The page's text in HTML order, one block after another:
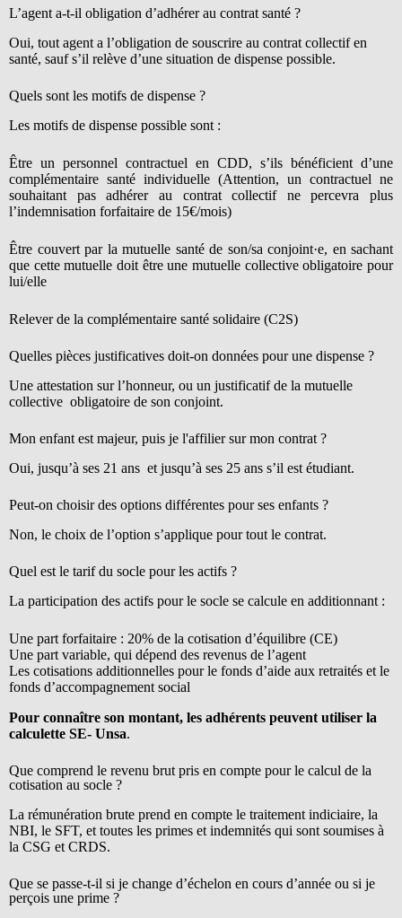
L’agent a-t-il obligation d’adhérer au contrat santé ?
Oui, tout agent a l’obligation de souscrire au contrat collectif en
santé, sauf s’il relève d’une situation de dispense possible.
Quels sont les motifs de dispense ?
Les motifs de dispense possible sont :
Être un personnel contractuel en CDD, s’ils bénéficient d’une
complémentaire santé individuelle (Attention, un contractuel ne
souhaitant pas adhérer au contrat collectif ne percevra plus
l’indemnisation forfaitaire de 15€/mois)
Être couvert par la mutuelle santé de son/sa conjoint·e, en sachant
que cette mutuelle doit être une mutuelle collective obligatoire pour
lui/elle
Relever de la complémentaire santé solidaire (C2S)
Quelles pièces justificatives doit-on données pour une dispense ?
Une attestation sur l’honneur, ou un justificatif de la mutuelle
collective obligatoire de son conjoint.
Mon enfant est majeur, puis je l'affilier sur mon contrat ?
Oui, jusqu’à ses 21 ans et jusqu’à ses 25 ans s’il est étudiant.
Peut-on choisir des options différentes pour ses enfants ?
Non, le choix de l’option s’applique pour tout le contrat.
Quel est le tarif du socle pour les actifs ?
La participation des actifs pour le socle se calcule en additionnant :
Une part forfaitaire : 20% de la cotisation d’équilibre (CE)
Une part variable, qui dépend des revenus de l’agent
Les cotisations additionnelles pour le fonds d’aide aux retraités et le
fonds d’accompagnement social
Pour connaître son montant, les adhérents peuvent utiliser la
calculette SE- Unsa.
Que comprend le revenu brut pris en compte pour le calcul de la
cotisation au socle ?
La rémunération brute prend en compte le traitement indiciaire, la
NBI, le SFT, et toutes les primes et indemnités qui sont soumises à
la CSG et CRDS.
Que se passe-t-il si je change d’échelon en cours d’année ou si je
perçois une prime ?